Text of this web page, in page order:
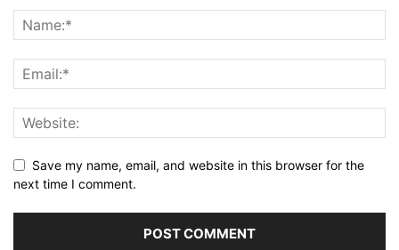
Save my name, email, and website in this browser for the
next time I comment.